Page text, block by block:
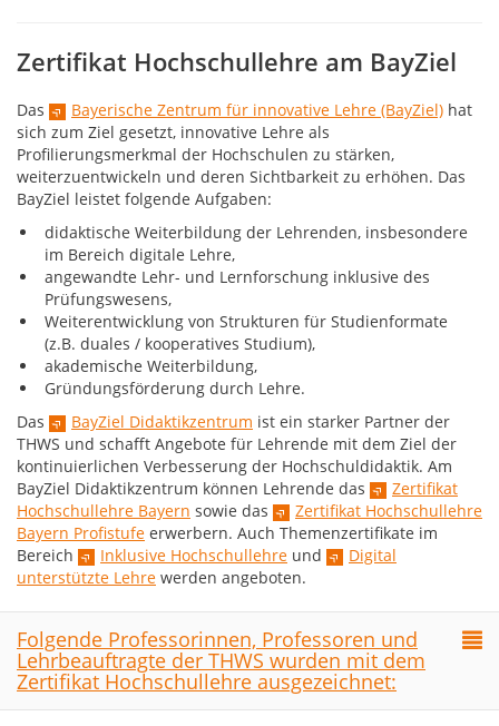
Zertifikat Hochschullehre am BayZiel
Das Bayerische Zentrum für innovative Lehre (BayZiel) hat
sich zum Ziel gesetzt, innovative Lehre als
Profilierungsmerkmal der Hochschulen zu stärken,
weiterzuentwickeln und deren Sichtbarkeit zu erhöhen. Das
BayZiel leistet folgende Aufgaben:
didaktische Weiterbildung der Lehrenden, insbesondere
im Bereich digitale Lehre,
angewandte Lehr- und Lernforschung inklusive des
Prüfungswesens,
Weiterentwicklung von Strukturen für Studienformate
(z.B. duales / kooperatives Studium),
akademische Weiterbildung,
Gründungsförderung durch Lehre.
Das
BayZiel Didaktikzentrum ist ein starker Partner der
THWS und schafft Angebote für Lehrende mit dem Ziel der
kontinuierlichen Verbesserung der Hochschuldidaktik. Am
BayZiel Didaktikzentrum können Lehrende das
Zertifikat
Hochschullehre Bayern sowie das
Zertifikat Hochschullehre
Bayern Profistufe erwerbern. Auch Themenzertifikate im
Bereich
Inklusive Hochschullehre und
Digital
unterstützte Lehre werden angeboten.
Folgende Professorinnen, Professoren und
Lehrbeauftragte der THWS wurden mit dem
Zertifikat Hochschullehre ausgezeichnet: